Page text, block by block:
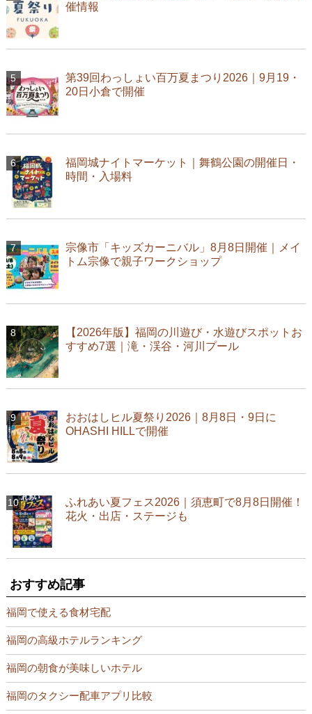
催情報
第39回わっしょい百万夏まつり2026｜9月19・
20日小倉で開催
福岡城ナイトマーケット｜舞鶴公園の開催日・
時間・入場料
宗像市「キッズカーニバル」8月8日開催｜メイ
トム宗像で親子ワークショップ
【2026年版】福岡の川遊び・水遊びスポットお
すすめ7選｜滝・渓谷・河川プール
おおはしヒル夏祭り2026｜8月8日・9日に
OHASHI HILLで開催
ふれあい夏フェス2026｜須恵町で8月8日開催！
花火・出店・ステージも
おすすめ記事
福岡で使える食材宅配
福岡の高級ホテルランキング
福岡の朝食が美味しいホテル
福岡のタクシー配車アプリ比較